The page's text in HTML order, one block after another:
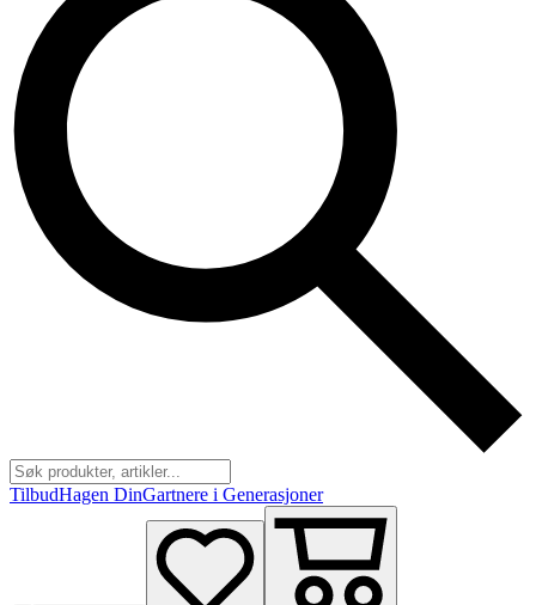
TilbudHagen DinGartnere i Generasjoner